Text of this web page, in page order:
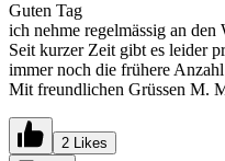
Guten Tag
ich nehme regelmässig an
Seit kurzer Zeit gibt es leider
immer noch die frühere
Mit freundlichen Grüssen M.
2 Likes